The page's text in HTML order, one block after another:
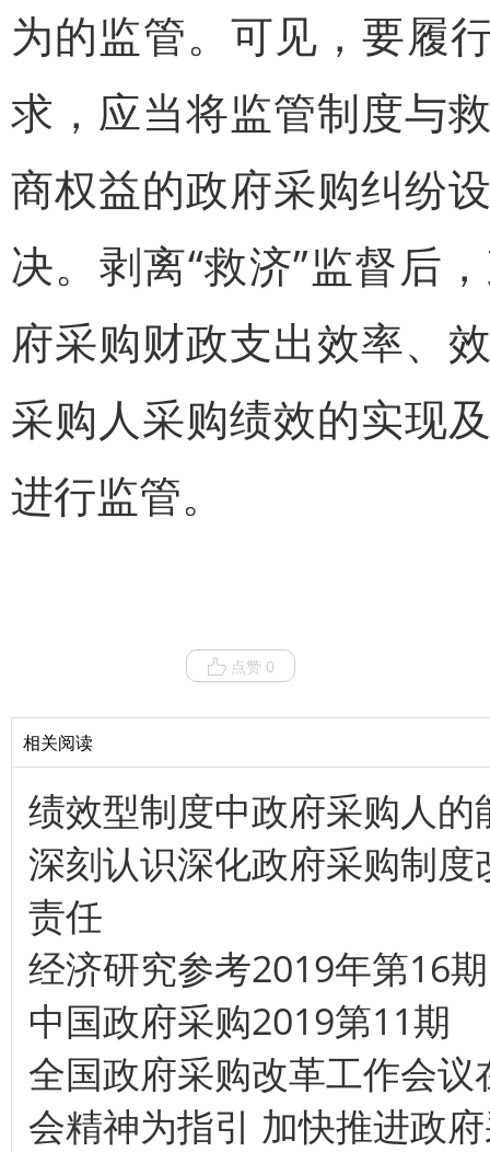
为的监管。可见，要履
求，应当将监管制度与
商权益的政府采购纠纷
决。剥离“救济”监督后
府采购财政支出效率、
采购人采购绩效的实现
进行监管。
点赞 0
相关阅读
绩效型制度中政府采购人的
深刻认识深化政府采购制
责任
经济研究参考2019年第16期
中国政府采购2019第11期
全国政府采购改革工作会
会精神为指引 加快推进政